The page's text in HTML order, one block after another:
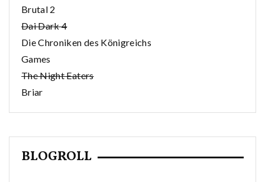
Brutal 2
Dai Dark 4
Die Chroniken des Königreichs
Games
The Night Eaters
Briar
BLOGROLL